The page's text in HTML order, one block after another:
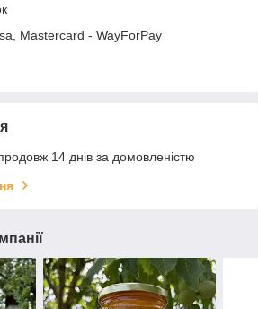
Mastercard - WayForPay
14 днів за домовленістю